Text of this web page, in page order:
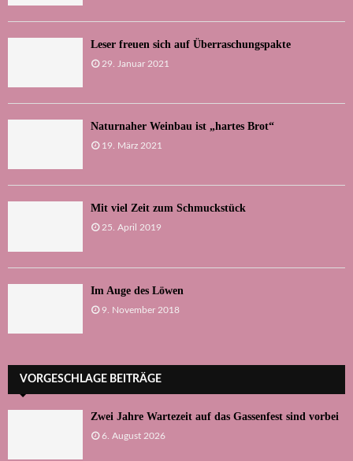
Leser freuen sich auf Überraschungspakte
29. Januar 2021
Naturnaher Weinbau ist „hartes Brot“
19. März 2021
Mit viel Zeit zum Schmuckstück
25. April 2019
Im Auge des Löwen
9. November 2018
VORGESCHLAGE BEITRÄGE
Zwei Jahre Wartezeit auf das Gassenfest sind vorbei
6. August 2026